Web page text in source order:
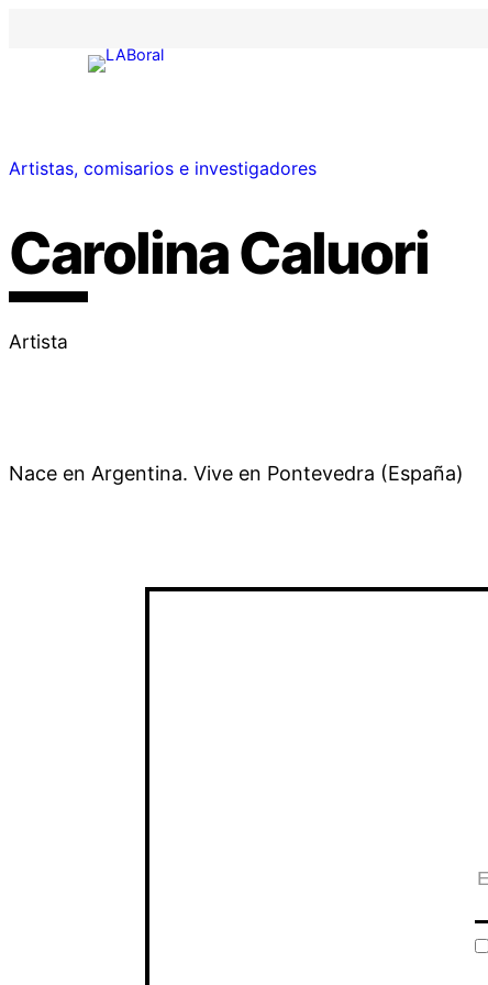
Artistas, comisarios e investigadores
Carolina Caluori
Artista
Nace en Argentina. Vive en Pontevedra (España)